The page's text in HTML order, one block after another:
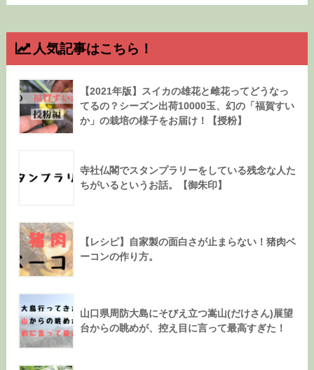
人気記事はこちら！
【2021年版】スイカの雄花と雌花ってどうなっ
てるの？シーズン出荷10000玉、幻の「福賀すい
か」の栽培の様子をお届け！【授粉】
寺社仏閣でスタンプラリーをしている残念な人た
ちがいるというお話。【御朱印】
【レシピ】自家製の面白さが止まらない！猪肉ベ
ーコンの作り方。
山口県周防大島にそびえ立つ嵩山(だけさん)展望
台からの眺めが、控え目に言って最高すぎた！